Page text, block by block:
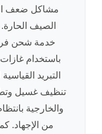
مشاكل ضعف
الصيف
خدمة شحن
باستخدام
التبريد
تنظيف غسيل
والخارجية
من الإجهاد.